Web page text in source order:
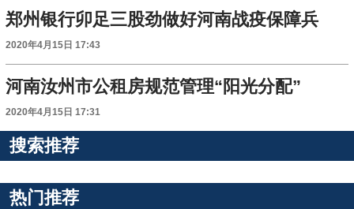
郑州银行卯足三股劲做好河南战疫保障兵
2020年4月15日 17:43
河南汝州市公租房规范管理“阳光分配”
2020年4月15日 17:31
搜索推荐
热门推荐